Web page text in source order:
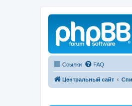
Ссылки FAQ
Центральный сайт